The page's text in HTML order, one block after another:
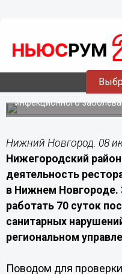
Суд закрыл
Нижнего
Работу заведения
обращения посетителей
инфекционного
Нижний Новгород. 08
Нижегородский
деятельность
в Нижнем Новгороде.
работать 70 суток
санитарных
региональном
Поводом для